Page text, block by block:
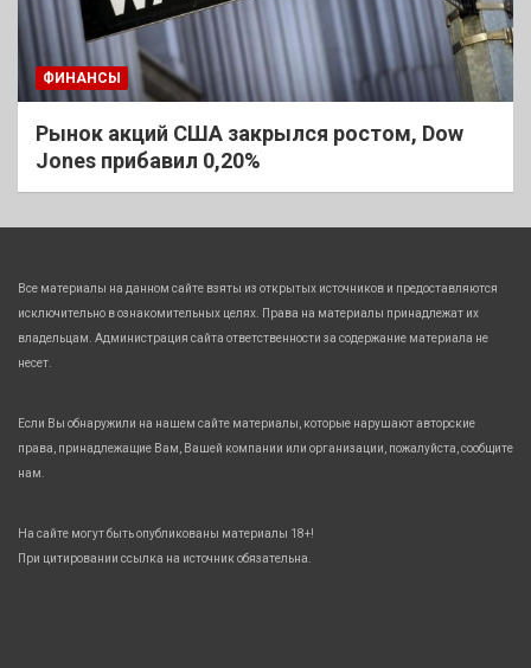
ФИНАНСЫ
Рынок акций США закрылся ростом, Dow
Jones прибавил 0,20%
Все материалы на данном сайте взяты из открытых источников и предоставляются
исключительно в ознакомительных целях. Права на материалы принадлежат их
владельцам. Администрация сайта ответственности за содержание материала не
несет.
Если Вы обнаружили на нашем сайте материалы, которые нарушают авторские
права, принадлежащие Вам, Вашей компании или организации, пожалуйста, сообщите
нам.
На сайте могут быть опубликованы материалы 18+!
При цитировании ссылка на источник обязательна.